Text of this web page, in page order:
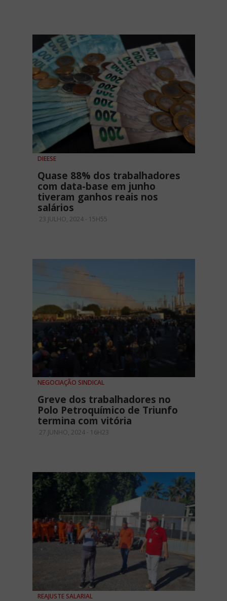
DIEESE
Quase 88% dos trabalhadores
com data-base em junho
tiveram ganhos reais nos
salários
23 JULHO, 2024 - 15H55
NEGOCIAÇÃO SINDICAL
Greve dos trabalhadores no
Polo Petroquímico de Triunfo
termina com vitória
27 JUNHO, 2024 - 16H23
REAJUSTE SALARIAL